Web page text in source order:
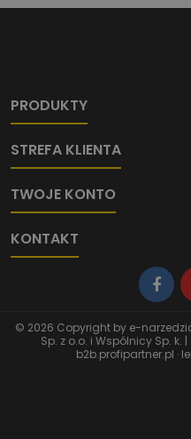
PRODUKTY
STREFA KLIENTA
TWOJE KONTO
KONTAKT
© 2026 Copyright by e-
Sp. z o.o. i Wspólnicy Sp. k. |
b2b.profipartner.pl ·